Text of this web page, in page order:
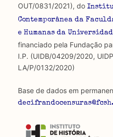
OUT/0831/2021), do
Contemporânea da
e Humanas da
financiado pela Fundação
I.P. (UIDB/04209/2020,
LA/P/0132/2020)
Base de dados em